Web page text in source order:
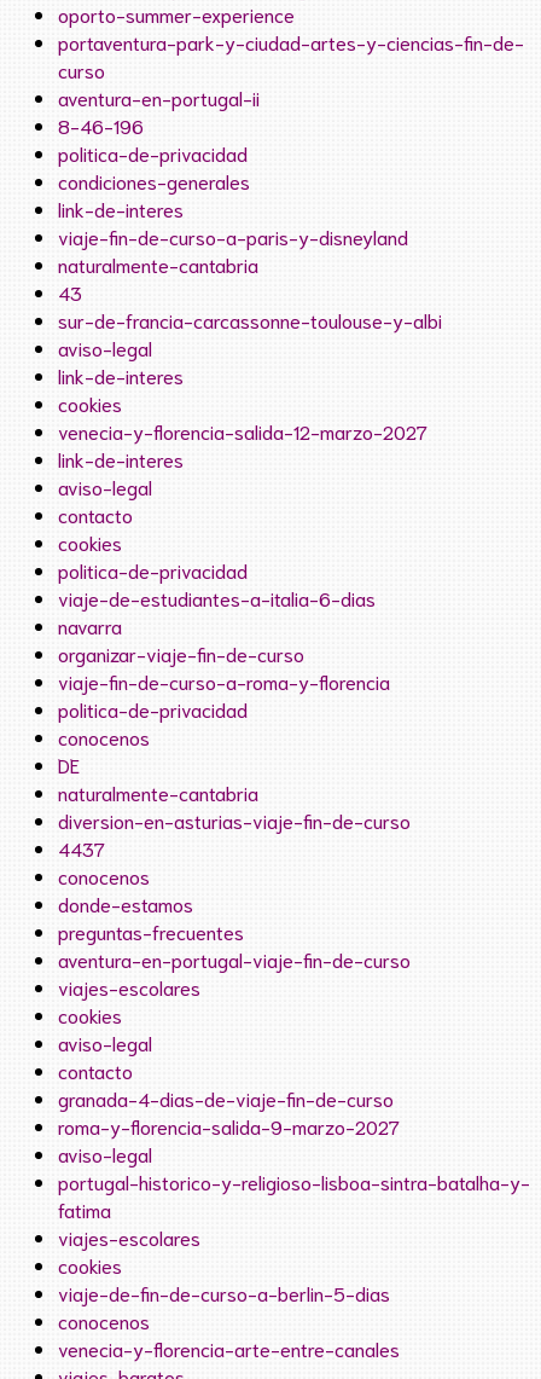
oporto-summer-experience
portaventura-park-y-ciudad-artes-y-ciencias-fin-de-
curso
aventura-en-portugal-ii
8-46-196
politica-de-privacidad
condiciones-generales
link-de-interes
viaje-fin-de-curso-a-paris-y-disneyland
naturalmente-cantabria
43
sur-de-francia-carcassonne-toulouse-y-albi
aviso-legal
link-de-interes
cookies
venecia-y-florencia-salida-12-marzo-2027
link-de-interes
aviso-legal
contacto
cookies
politica-de-privacidad
viaje-de-estudiantes-a-italia-6-dias
navarra
organizar-viaje-fin-de-curso
viaje-fin-de-curso-a-roma-y-florencia
politica-de-privacidad
conocenos
DE
naturalmente-cantabria
diversion-en-asturias-viaje-fin-de-curso
4437
conocenos
donde-estamos
preguntas-frecuentes
aventura-en-portugal-viaje-fin-de-curso
viajes-escolares
cookies
aviso-legal
contacto
granada-4-dias-de-viaje-fin-de-curso
roma-y-florencia-salida-9-marzo-2027
aviso-legal
portugal-historico-y-religioso-lisboa-sintra-batalha-y-
fatima
viajes-escolares
cookies
viaje-de-fin-de-curso-a-berlin-5-dias
conocenos
venecia-y-florencia-arte-entre-canales